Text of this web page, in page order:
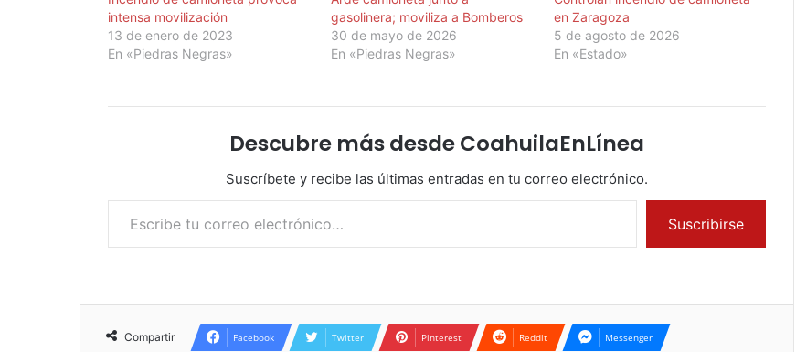
intensa movilización
13 de enero de 2023
En «Piedras Negras»
gasolinera; moviliza a Bomberos
30 de mayo de 2026
En «Piedras Negras»
en Zaragoza
5 de agosto de 2026
En «Estado»
Descubre más desde CoahuilaEnLínea
Suscríbete y recibe las últimas entradas en tu correo electrónico.
Escribe tu correo electrónico…
Suscribirse
Compartir Facebook Twitter Pinterest Reddit Messenger